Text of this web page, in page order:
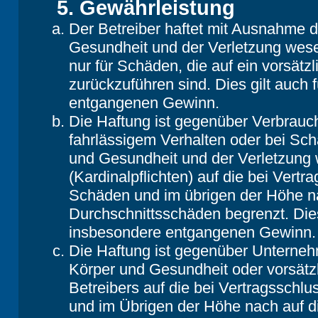
5. Gewährleistung
Der Betreiber haftet mit Ausnahme
Gesundheit und der Verletzung
nur für Schäden, die auf ein
zurückzuführen sind. Dies gilt auch
entgangenen Gewinn.
Die Haftung ist gegenüber
fahrlässigem Verhalten oder bei
und Gesundheit und der
(Kardinalpflichten) auf die bei
Schäden und im übrigen der Höhe
Durchschnittsschäden begrenzt.
insbesondere entgangenen Gewinn.
Die Haftung ist gegenüber
Körper und Gesundheit oder
Betreibers auf die bei
und im Übrigen der Höhe nach auf